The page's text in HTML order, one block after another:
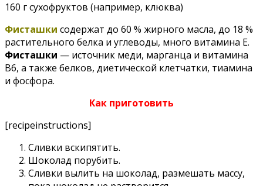
160 г сухофруктов (например, клюква)
Фисташки содержат до 60 % жирного масла, до 18 %
растительного белка и углеводы, много витамина Е.
Фисташки — источник меди, марганца и витамина
В6, а также белков, диетической клетчатки, тиамина
и фосфора.
Как приготовить
[recipeinstructions]
Сливки вскипятить.
Шоколад порубить.
Сливки вылить на шоколад, размешать массу,